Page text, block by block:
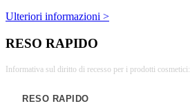
Ulteriori informazioni >
RESO RAPIDO
Informativa sul diritto di recesso per i prodotti cosmetici:
RESO RAPIDO